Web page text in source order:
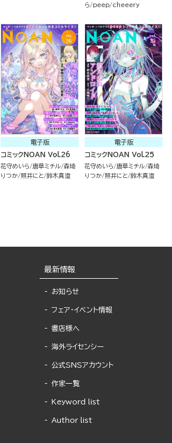
ら
peep cheeery
電子版
コミックNOAN Vol.26
花守めいら 唐草ミチル 森埼
りつか 照井にと 鈴木真澄
電子版
コミックNOAN Vol.25
花守めいら 唐草ミチル 森埼
りつか 照井にと 鈴木真澄
最新情報
お知らせ
フェア・イベント情報
書店様へ
海外ライセンシー
公式SNSアカウント
作家一覧
Keyword list
Author list